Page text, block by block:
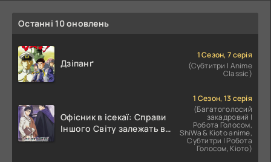
Останні 10 оновлень
Дзіпанґ
1 Сезон, 7 серія
(Субтитри | Anime
Classic)
Офісник в ісекаї: Справи
Іншого Світу залежать від
1 Сезон, 13 серія
(Багатоголосий
закадровий |
Робота Голосом,
ShiWa & Kioto anime,
Субтитри | Робота
Голосом, Кіото)